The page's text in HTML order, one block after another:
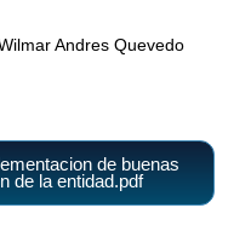
Andres Quevedo
de buenas
de la entidad.pdf